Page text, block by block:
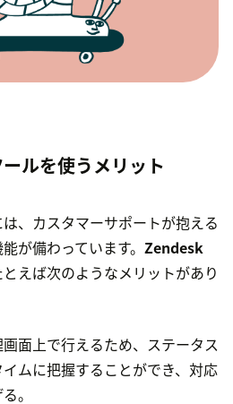
ルを使うメリット
、カスタマーサポートが抱える
が備わっています。 Zendesk
えば次のようなメリットがあり
面上で行えるため、ステータス
ムに把握することができ、対応
。